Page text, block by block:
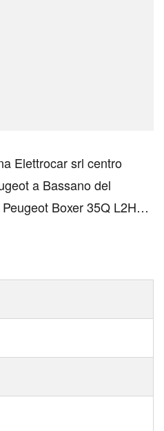
Elettrocar srl centro
a Bassano del
Boxer 35Q L2H2
d temp autocarro 3
Radio Bluetooth sensori